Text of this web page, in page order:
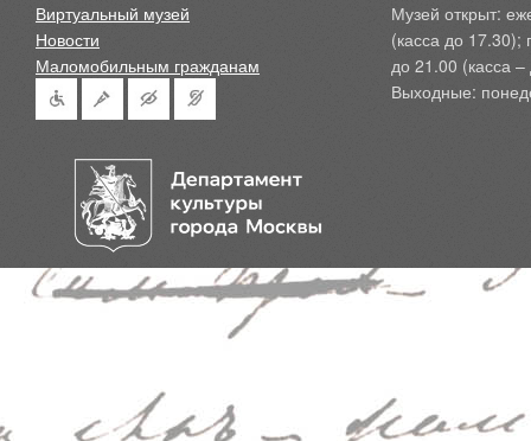
Виртуальный музей
Новости
Маломобильным гражданам
Музей открыт:
(касса до 17.30);
до 21.00 (касса
Выходные: